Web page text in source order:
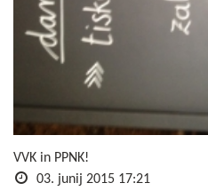
VVK in PPNK!
03. junij 2015 17:21